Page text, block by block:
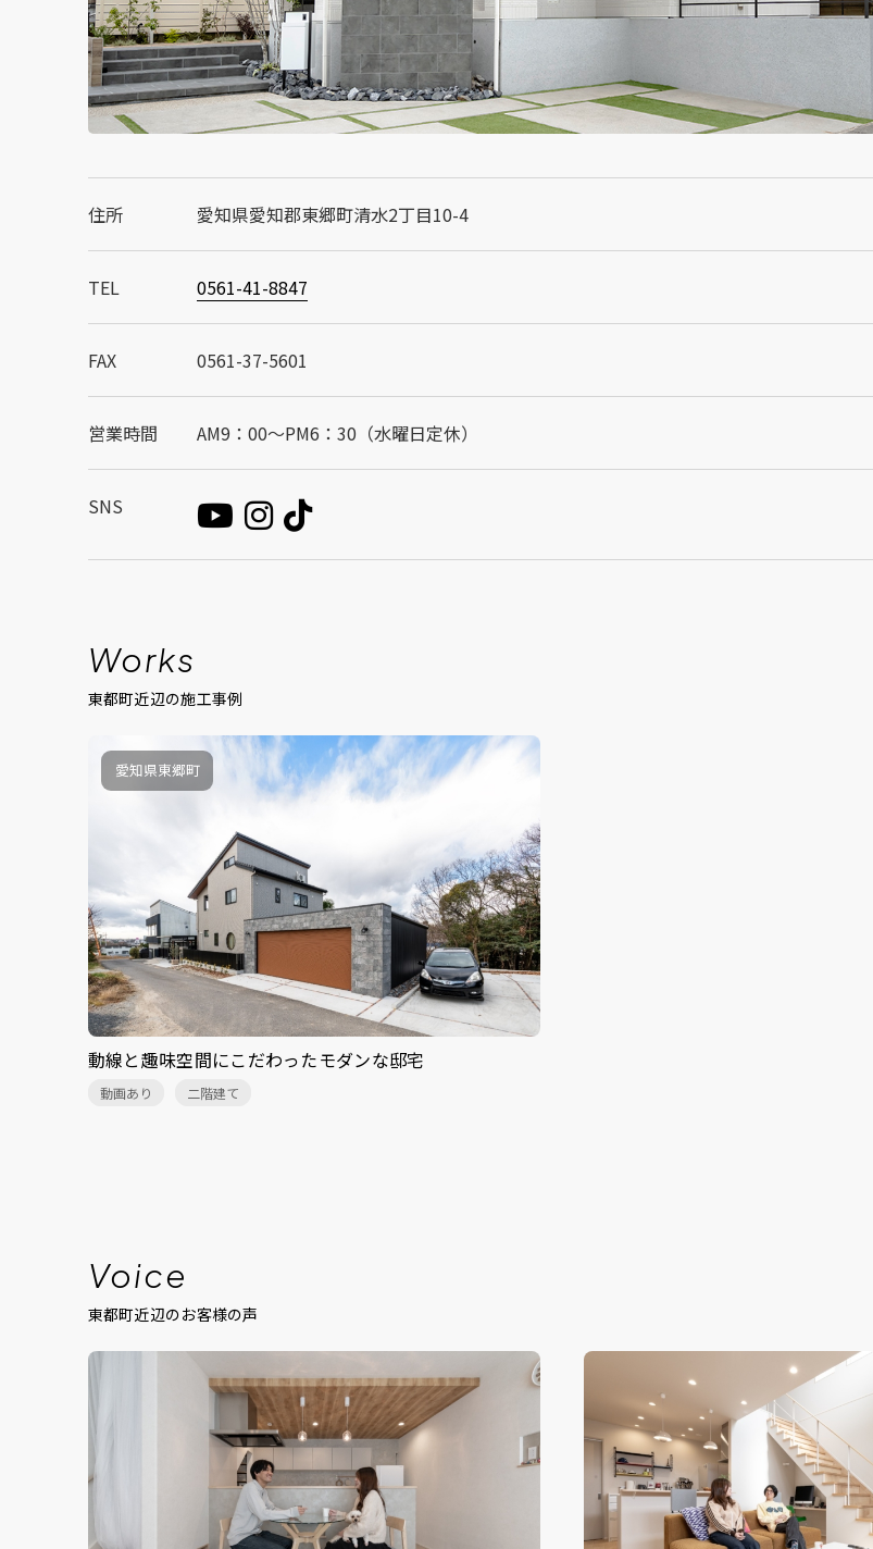
住所 愛知県愛知郡東郷町清水2丁目10-4
TEL 0561-41-8847
FAX 0561-37-5601
営業時間 AM9：00～PM6：30（水曜日定休）
SNS
Works
東都町近辺の施工事例
愛知県東郷町
動線と趣味空間にこだわったモダンな邸宅
動画あり 二階建て
Voice
東都町近辺のお客様の声